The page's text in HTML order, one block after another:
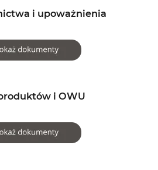
i upoważnienia
i OWU